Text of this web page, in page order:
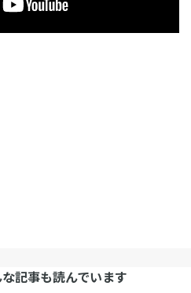
記事も読んでいます